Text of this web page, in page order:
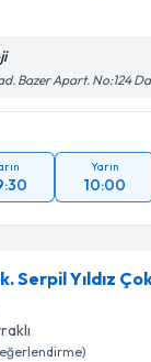
Bazer Apart. No:124
Yarın
10:00
Serpil Yıldız